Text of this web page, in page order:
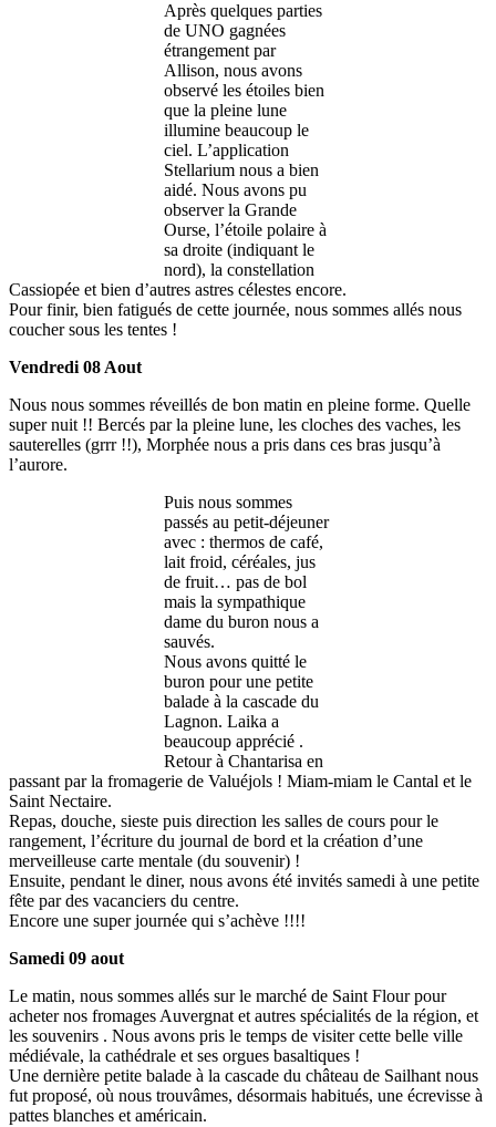
Après quelques parties
de UNO gagnées
étrangement par
Allison, nous avons
observé les étoiles bien
que la pleine lune
illumine beaucoup le
ciel. L’application
Stellarium nous a bien
aidé. Nous avons pu
observer la Grande
Ourse, l’étoile polaire à
sa droite (indiquant le
nord), la constellation
Cassiopée et bien d’autres astres célestes encore.
Pour finir, bien fatigués de cette journée, nous sommes allés nous
coucher sous les tentes !
Vendredi 08 Aout
Nous nous sommes réveillés de bon matin en pleine forme. Quelle
super nuit !! Bercés par la pleine lune, les cloches des vaches, les
sauterelles (grrr !!), Morphée nous a pris dans ces bras jusqu’à
l’aurore.
Puis nous sommes
passés au petit-déjeuner
avec : thermos de café,
lait froid, céréales, jus
de fruit… pas de bol
mais la sympathique
dame du buron nous a
sauvés.
Nous avons quitté le
buron pour une petite
balade à la cascade du
Lagnon. Laika a
beaucoup apprécié .
Retour à Chantarisa en
passant par la fromagerie de Valuéjols ! Miam-miam le Cantal et le
Saint Nectaire.
Repas, douche, sieste puis direction les salles de cours pour le
rangement, l’écriture du journal de bord et la création d’une
merveilleuse carte mentale (du souvenir) !
Ensuite, pendant le diner, nous avons été invités samedi à une petite
fête par des vacanciers du centre.
Encore une super journée qui s’achève !!!!
Samedi 09 aout
Le matin, nous sommes allés sur le marché de Saint Flour pour
acheter nos fromages Auvergnat et autres spécialités de la région, et
les souvenirs . Nous avons pris le temps de visiter cette belle ville
médiévale, la cathédrale et ses orgues basaltiques !
Une dernière petite balade à la cascade du château de Sailhant nous
fut proposé, où nous trouvâmes, désormais habitués, une écrevisse à
pattes blanches et américain.